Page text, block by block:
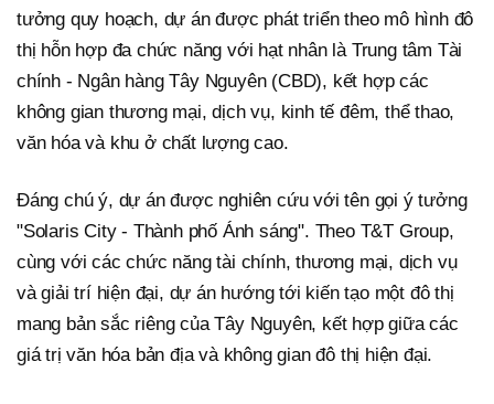
tưởng quy hoạch, dự án được phát triển theo mô hình đô
thị hỗn hợp đa chức năng với hạt nhân là Trung tâm Tài
chính - Ngân hàng Tây Nguyên (CBD), kết hợp các
không gian thương mại, dịch vụ, kinh tế đêm, thể thao,
văn hóa và khu ở chất lượng cao.
Đáng chú ý, dự án được nghiên cứu với tên gọi ý tưởng
"Solaris City - Thành phố Ánh sáng". Theo T&T Group,
cùng với các chức năng tài chính, thương mại, dịch vụ
và giải trí hiện đại, dự án hướng tới kiến tạo một đô thị
mang bản sắc riêng của Tây Nguyên, kết hợp giữa các
giá trị văn hóa bản địa và không gian đô thị hiện đại.